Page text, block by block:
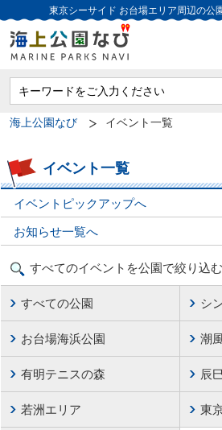
東京シーサイド お台場エリア周辺の公
海上公園なび イベント一覧
イベント一覧
イベントピックアップへ
お知らせ一覧へ
すべてのイベントを公園で絞り込む
すべての公園 シ
お台場海浜公園 潮
有明テニスの森 辰
若洲エリア 東